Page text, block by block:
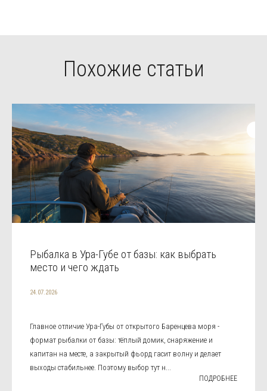
Похожие статьи
Рыбалка в Ура-Губе от базы: как выбрать
место и чего ждать
24.07.2026
Главное отличие Ура-Губы от открытого Баренцева моря -
формат рыбалки от базы: тёплый домик, снаряжение и
капитан на месте, а закрытый фьорд гасит волну и делает
выходы стабильнее. Поэтому выбор тут н...
ПОДРОБНЕЕ